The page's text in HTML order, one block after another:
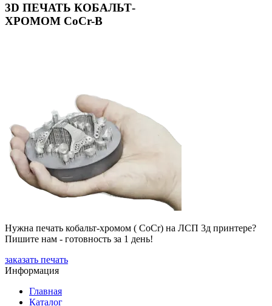
3D ПЕЧАТЬ КОБАЛЬТ-
ХРОМОМ CoCr-B
Нужна печать кобальт-хромом ( CoCr) на ЛСП 3д принтере?
Пишите нам - готовность за 1 день!
заказать печать
Информация
Главная
Каталог